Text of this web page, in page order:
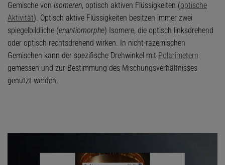
Gemische von isomeren, optisch aktiven Flüssigkeiten (optische
Aktivität). Optisch aktive Flüssigkeiten besitzen immer zwei
spiegelbildliche (enantiomorphe) Isomere, die optisch linksdrehend
oder optisch rechtsdrehend wirken. In nicht-razemischen
Gemischen kann der spezifische Drehwinkel mit Polarimetern
gemessen und zur Bestimmung des Mischungsverhältnisses
genutzt werden.